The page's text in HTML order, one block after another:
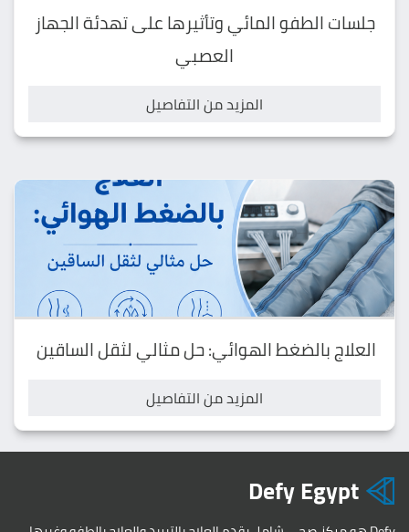
جلسات الطفو المائي وتأثيرها على تهدئة الجهاز
العصبي
المزيد من التفاصيل
العلاج بالضغط الهوائي: حل مثالي لثقل الساقين
المزيد من التفاصيل
Defy Egypt